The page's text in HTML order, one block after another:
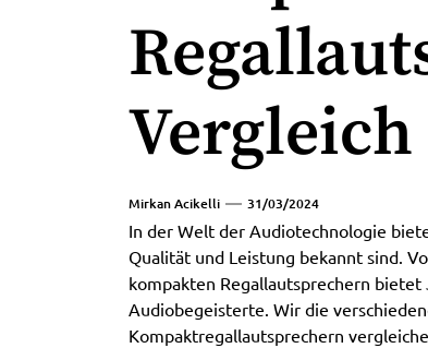
Vergleich
Mirkan Acikelli 31/03/2024
In der Welt der Audiotechnologie
Qualität und Leistung bekannt sind.
kompakten Regallautsprechern
Audiobegeisterte. Wir die
Kompaktregallautsprechern